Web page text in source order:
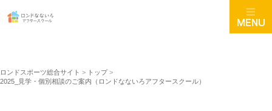
ロンドスポーツ総合サイト > トップ >
2025_見学・個別相談のご案内（ロンドなないろアフタースクール）